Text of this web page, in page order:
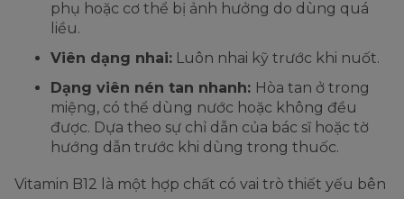
phụ hoặc cơ thể bị ảnh hưởng do dùng quá
liều.
Viên dạng nhai: Luôn nhai kỹ trước khi nuốt.
Dạng viên nén tan nhanh: Hòa tan ở trong
miệng, có thể dùng nước hoặc không đều
được. Dựa theo sự chỉ dẫn của bác sĩ hoặc tờ
hướng dẫn trước khi dùng trong thuốc.
Vitamin B12 là một hợp chất có vai trò thiết yếu bên